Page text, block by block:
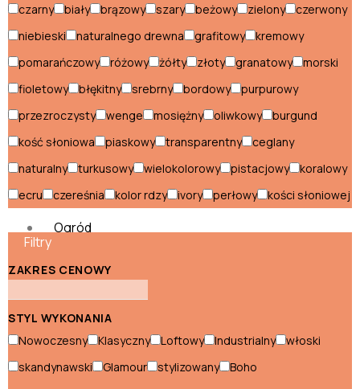
Szafki nocne włoskie
Szafy włoskie
Szezlongi włoskie
Toaletki włoskie
Witryny włoskie
Ogród
Akcesoria
ogrodowe
Dekoracje
ogrodowe
longi
Meble
czarny
biały brązowy szary beżowy zielony
czerwony
niebieski
naturalnego drewna grafitowy
kremowy
pomarańczowy
różowy żółty złoty granatowy
morski
fioletowy
błękitny srebrny bordowy
purpurowy
przezroczysty
wenge mosiężny oliwkowy
burgund
kość słoniowa
piaskowy transparentny
ceglany
naturalny
turkusowy wielokolorowy pistacjowy
koralowy
ecru
czereśnia kolor rdzy ivory perłowy kości słoniowej
Filtry
ZAKRES CENOWY
STYL WYKONANIA
Nowoczesny
Klasyczny Loftowy Industrialny
włoski
skandynawski
Glamour stylizowany Boho